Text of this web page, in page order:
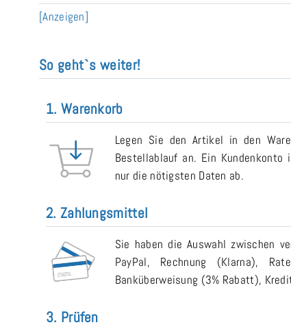
[Anzeigen]
So geht`s weiter!
1. Warenkorb
Legen Sie den Artikel in den
Bestellablauf an. Ein
nur die nötigsten Daten ab.
2. Zahlungsmittel
Sie haben die Auswahl zwischen
PayPal, Rechnung (Klarna),
Banküberweisung (3% Rabatt),
3. Prüfen